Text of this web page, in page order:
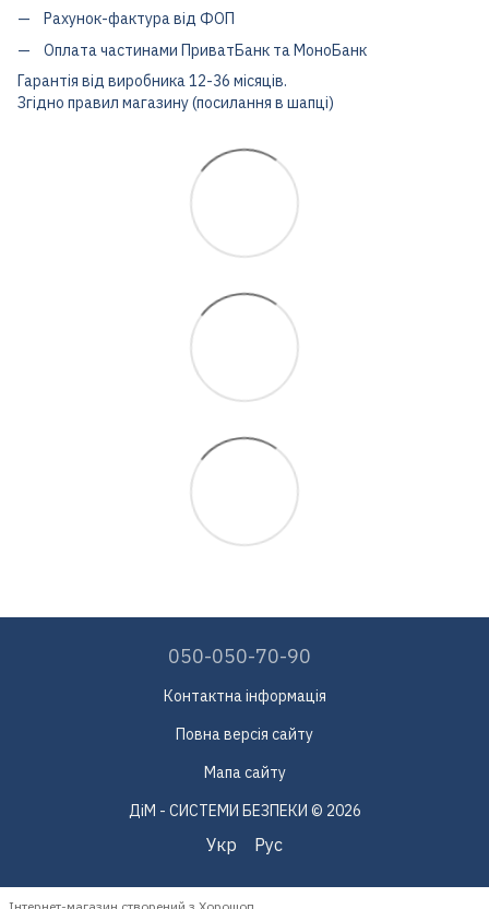
Рахунок-фактура від ФОП
Оплата частинами ПриватБанк та МоноБанк
Гарантія від виробника 12-36 місяців.
Згідно правил магазину (посилання в шапці)
050-050-70-90
Контактна інформація
Повна версія сайту
Мапа сайту
ДіМ - СИСТЕМИ БЕЗПЕКИ © 2026
Укр Рус